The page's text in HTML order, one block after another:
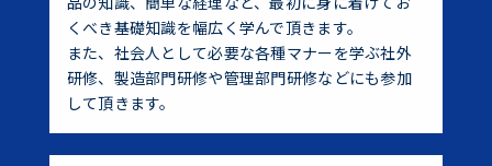
くべき基礎知識を幅広く学んで頂きます。
また、社会人として必要な各種マナーを学ぶ社外
研修、製造部門研修や管理部門研修などにも参加
して頂きます。